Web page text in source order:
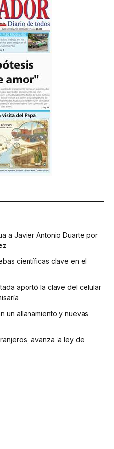
a Javier Antonio Duarte por
científicas clave en el
aportó la clave del celular
un allanamiento y nuevas
avanza la ley de